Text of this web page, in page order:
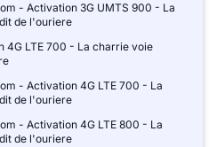
- Activation 3G UMTS 900 - La
de l'ouriere
4G LTE 700 - La charrie voie
- Activation 4G LTE 700 - La
de l'ouriere
- Activation 4G LTE 800 - La
de l'ouriere